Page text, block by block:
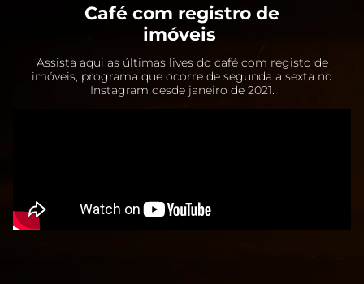
Café com registro de
imóveis
Assista aqui as últimas lives do café com registo de
imóveis, programa que ocorre de segunda a sexta no
Instagram desde janeiro de 2021.